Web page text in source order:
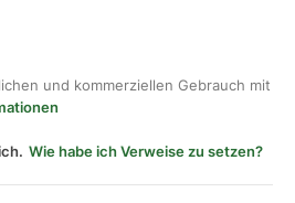
und kommerziellen Gebrauch mit
Wie habe ich Verweise zu setzen?